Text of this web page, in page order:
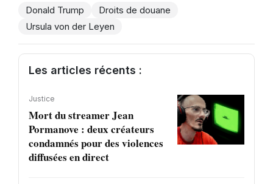
Donald Trump
Droits de douane
Ursula von der Leyen
Les articles récents :
Justice
Mort du streamer Jean
Pormanove : deux créateurs
condamnés pour des violences
diffusées en direct